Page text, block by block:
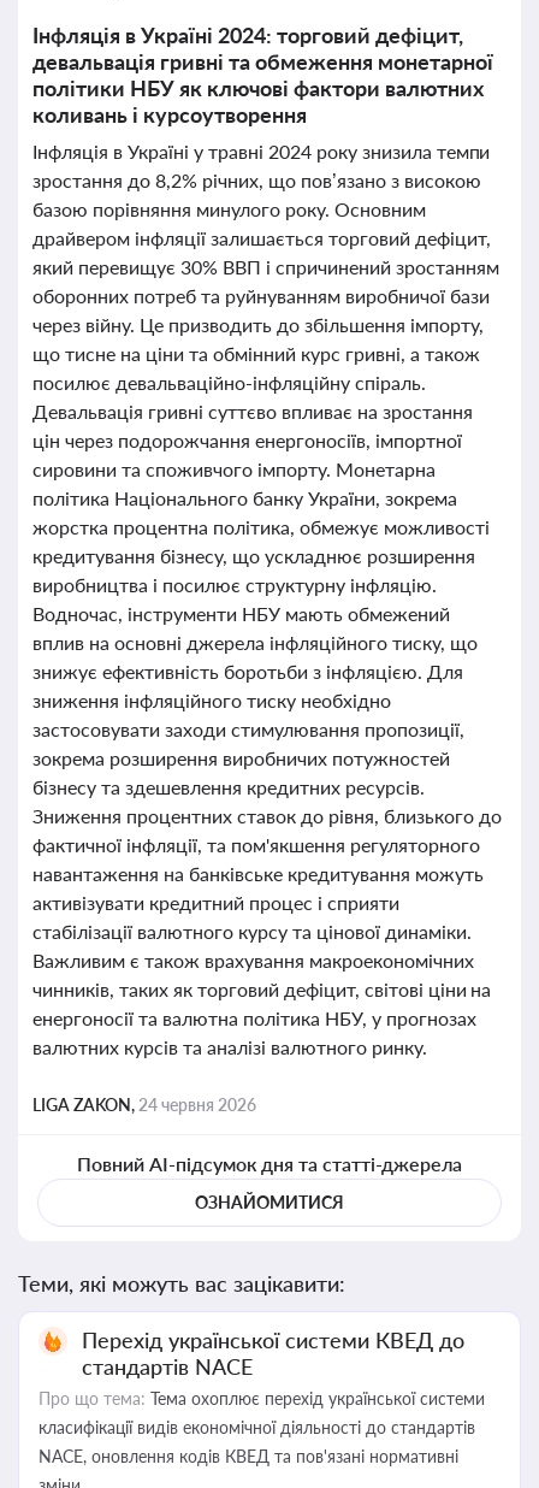
Інфляція в Україні 2024: торговий дефіцит,
девальвація гривні та обмеження монетарної
політики НБУ як ключові фактори валютних
коливань і курсоутворення
Інфляція в Україні у травні 2024 року знизила темпи
зростання до 8,2% річних, що пов’язано з високою
базою порівняння минулого року. Основним
драйвером інфляції залишається торговий дефіцит,
який перевищує 30% ВВП і спричинений зростанням
оборонних потреб та руйнуванням виробничої бази
через війну. Це призводить до збільшення імпорту,
що тисне на ціни та обмінний курс гривні, а також
посилює девальваційно-інфляційну спіраль.
Девальвація гривні суттєво впливає на зростання
цін через подорожчання енергоносіїв, імпортної
сировини та споживчого імпорту. Монетарна
політика Національного банку України, зокрема
жорстка процентна політика, обмежує можливості
кредитування бізнесу, що ускладнює розширення
виробництва і посилює структурну інфляцію.
Водночас, інструменти НБУ мають обмежений
вплив на основні джерела інфляційного тиску, що
знижує ефективність боротьби з інфляцією. Для
зниження інфляційного тиску необхідно
застосовувати заходи стимулювання пропозиції,
зокрема розширення виробничих потужностей
бізнесу та здешевлення кредитних ресурсів.
Зниження процентних ставок до рівня, близького до
фактичної інфляції, та пом'якшення регуляторного
навантаження на банківське кредитування можуть
активізувати кредитний процес і сприяти
стабілізації валютного курсу та цінової динаміки.
Важливим є також врахування макроекономічних
чинників, таких як торговий дефіцит, світові ціни на
енергоносії та валютна політика НБУ, у прогнозах
валютних курсів та аналізі валютного ринку.
LIGA ZAKON, 24 червня 2026
Повний AI-підсумок дня та статті-джерела
ОЗНАЙОМИТИСЯ
Теми, які можуть вас зацікавити:
Перехід української системи КВЕД до
стандартів NACE
Про що тема: Тема охоплює перехід української системи
класифікації видів економічної діяльності до стандартів
NACE, оновлення кодів КВЕД та пов'язані нормативні